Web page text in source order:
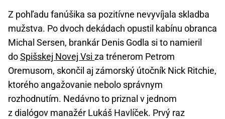
Z pohľadu fanúšika sa pozitívne nevyvíjala skladba
mužstva. Po dvoch dekádach opustil kabínu obranca
Michal Sersen, brankár Denis Godla si to namieril
doSpišskej Novej Vsi za trénerom Petrom
Oremusom, skončil aj zámorský útočník Nick Ritchie,
ktorého angažovanie nebolo správnym
rozhodnutím. Nedávno to priznal v jednom
z dialógov manažér Lukáš Havlíček. Prvý raz